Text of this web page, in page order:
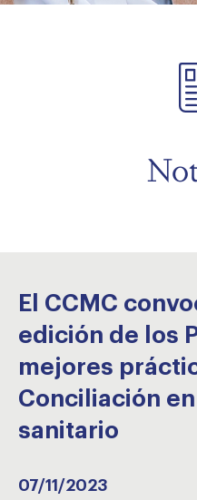
El CCMC
edición de los
mejores
Conciliación
sanitario
07/11/2023